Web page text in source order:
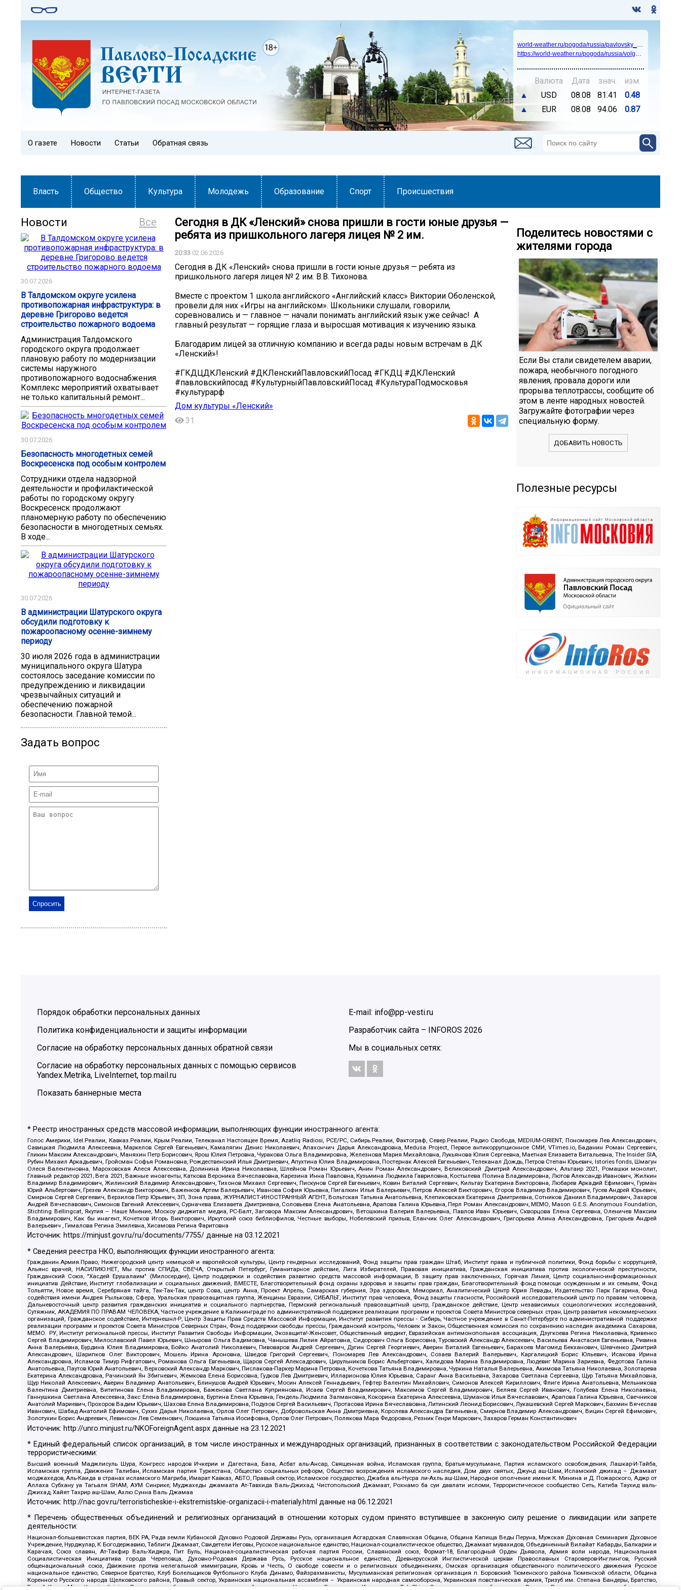
world-weather.ru/pogoda/russia/pavlovsky_posad/14days/
https://world-weather.ru/pogoda/russia/volgograd/
Валюта Дата знач.
изм.
▲
USD 08.08 81.41
0.48
▲
EUR 08.08 94.06 0.87
О газете Новости Статьи Обратная связь
Власть Общество Культура Молодежь Образование Спорт Происшествия
Все
Новости
30.07.2026
В Талдомском округе усилена
противопожарная инфраструктура: в
деревне Григорово ведется
строительство пожарного водоема
Администрация Талдомского
городского округа продолжает
плановую работу по модернизации
системы наружного
противопожарного водоснабжения.
Комплекс мероприятий охватывает
не только капитальный ремонт...
30.07.2026
Безопасность многодетных семей
Воскресенска под особым контролем
Сотрудники отдела надзорной
деятельности и профилактической
работы по городскому округу
Воскресенск продолжают
планомерную работу по обеспечению
безопасности в многодетных семьях.
В ходе...
30.07.2026
В администрации Шатурского округа
обсудили подготовку к
пожароопасному осенне-зимнему
периоду
30 июля 2026 года в администрации
муниципального округа Шатура
состоялось заседание комиссии по
предупреждению и ликвидации
чрезвычайных ситуаций и
обеспечению пожарной
безопасности. Главной темой...
Задать вопрос
Сегодня в ДК «Ленский» снова пришли в гости юные друзья —
ребята из пришкольного лагеря лицея № 2 им.
20:33 02.06.2026
Сегодня в ДК «Ленский» снова пришли в гости юные друзья — ребята из
пришкольного лагеря лицея № 2 им. В.В. Тихонова.
Вместе с проектом 1 школа английского «Английский класс» Виктории Оболенской,
провели для них «Игры на английском». Школьники слушали, говорили,
соревновались и — главное — начали понимать английский язык уже сейчас! ️ А
главный результат — горящие глаза и выросшая мотивация к изучению языка.
Благодарим лицей за отличную компанию и всегда рады новым встречам в ДК
«Ленский»! ️️
#ГКДЦДКЛенский #ДКЛенскийПавловскийПосад #ГКДЦ #ДКЛенский
#павловскийпосад #КультурныйПавловскийПосад #КультураПодмосковья
#культурарф
Дом культуры «Ленский»
31
Поделитесь новостями с
жителями города
Если Вы стали свидетелем аварии,
пожара, необычного погодного
явления, провала дороги или
прорыва теплотрассы, сообщите об
этом в ленте народных новостей.
Загружайте фотографии через
специальную форму.
ДОБАВИТЬ НОВОСТЬ
Полезные ресурсы
Порядок обработки персональных данных
Политика конфиденциальности и защиты информации
Согласие на обработку персональных данных обратной связи
Согласие на обработку персональных данных с помощью сервисов
Yandex.Metrika, LiveInternet, top.mail.ru
Показать баннерные места
E-mail: info@pp-vesti.ru
Разработчик сайта –
INFOROS 2026
Мы в социальных сетях:
* Реестр иностранных средств массовой информации, выполняющих функции иностранного агента:
Голос Америки, Idel.Реалии, Кавказ.Реалии, Крым.Реалии, Телеканал Настоящее Время, Azatliq Radiosi, PCE/PC, Сибирь.Реалии, Фактограф, Север.Реалии, Радио Свобода, MEDIUM-ORIENT, Пономарев Лев Александрович,
Савицкая Людмила Алексеевна, Маркелов Сергей Евгеньевич, Камалягин Денис Николаевич, Апахончич Дарья Александровна, Medusa Project, Первое антикоррупционное СМИ, VTimes.io, Баданин Роман Сергеевич,
Гликин Максим Александрович, Маняхин Петр Борисович, Ярош Юлия Петровна, Чуракова Ольга Владимировна, Железнова Мария Михайловна, Лукьянова Юлия Сергеевна, Маетная Елизавета Витальевна, The Insider SIA,
Рубин Михаил Аркадьевич, Гройсман Софья Романовна, Рождественский Илья Дмитриевич, Апухтина Юлия Владимировна, Постернак Алексей Евгеньевич, Телеканал Дождь, Петров Степан Юрьевич, Istories fonds, Шмагун
Олеся Валентиновна, Мароховская Алеся Алексеевна, Долинина Ирина Николаевна, Шлейнов Роман Юрьевич, Анин Роман Александрович, Великовский Дмитрий Александрович, Альтаир 2021, Ромашки монолит,
Главный редактор 2021, Вега 2021, Важные иноагенты, Каткова Вероника Вячеславовна, Карезина Инна Павловна, Кузьмина Людмила Гавриловна, Костылева Полина Владимировна, Лютов Александр Иванович, Жилкин
Владимир Владимирович, Жилинский Владимир Александрович, Тихонов Михаил Сергеевич, Пискунов Сергей Евгеньевич, Ковин Виталий Сергеевич, Кильтау Екатерина Викторовна, Любарев Аркадий Ефимович, Гурман
Юрий Альбертович, Грезев Александр Викторович, Важенков Артем Валерьевич, Иванова София Юрьевна, Пигалкин Илья Валерьевич, Петров Алексей Викторович, Егоров Владимир Владимирович, Гусев Андрей Юрьевич,
Смирнов Сергей Сергеевич, Верзилов Петр Юрьевич, ЗП, Зона права, ЖУРНАЛИСТ-ИНОСТРАННЫЙ АГЕНТ, Вольтская Татьяна Анатольевна, Клепиковская Екатерина Дмитриевна, Сотников Даниил Владимирович, Захаров
Андрей Вячеславович, Симонов Евгений Алексеевич, Сурначева Елизавета Дмитриевна, Соловьева Елена Анатольевна, Арапова Галина Юрьевна, Перл Роман Александрович, МЕМО, Mason G.E.S. Anonymous Foundation,
Stichting Bellingcat, Якутия – Наше Мнение, Москоу диджитал медиа, РС-Балт, Заговора Максим Александрович, Ветошкина Валерия Валерьевна, Павлов Иван Юрьевич, Скворцова Елена Сергеевна, Оленичев Максим
Владимирович, Как бы инагент, Кочетков Игорь Викторович, Иркутский союз библиофилов, Честные выборы, Нобелевский призыв, Еланчик Олег Александрович, Григорьева Алина Александровна, Григорьев Андрей
Валерьевич , Гималова Регина Эмилевна, Хисамова Регина Фаритовна
Источник: https://minjust.gov.ru/ru/documents/7755/ данные на03.12.2021
* Сведения реестра НКО, выполняющих функции иностранного агента:
Гражданин.Армия.Право, Нижегородский центр немецкой и европейской культуры, Центр гендерных исследований, Фонд защиты прав граждан Штаб, Институт права и публичной политики, Фонд борьбы с коррупцией,
Альянс врачей, НАСИЛИЮ.НЕТ, Мы против СПИДа, СВЕЧА, Открытый Петербург, Гуманитарное действие, Лига Избирателей, Правовая инициатива, Гражданская инициатива против экологической преступности,
Гражданский Союз, "Хасдей Ерушалаим" (Милосердие), Центр поддержки и содействия развитию средств массовой информации, В защиту прав заключенных, Горячая Линия, Центр социально-информационных
инициатив Действие, Институт глобализации и социальных движений, ВМЕСТЕ, Благотворительный фонд охраны здоровья и защиты прав граждан, Благотворительный фонд помощи осужденным и их семьям, Фонд
Тольятти, Новое время, Серебряная тайга, Так-Так-Так, центр Сова, центр Анна, Проект Апрель, Самарская губерния, Эра здоровья, Мемориал, Аналитический Центр Юрия Левады, Издательство Парк Гагарина, Фонд
содействия имени Андрея Рылькова, Сфера, Уральская правозащитная группа, Женщины Евразии, СИБАЛЬТ, Институт прав человека, Фонд защиты гласности, Российский исследовательский центр по правам человека,
Дальневосточный центр развития гражданских инициатив и социального партнерства, Пермский региональный правозащитный центр, Гражданское действие, Центр независимых социологических исследований,
Сутяжник, АКАДЕМИЯ ПО ПРАВАМ ЧЕЛОВЕКА, Частное учреждение в Калининграде по административной поддержке реализации программ и проектов Совета Министров северных стран, Центр развития некоммерческих
организаций, Гражданское содействие, Интернешнл-Р, Центр Защиты Прав Средств Массовой Информации, Институт развития прессы - Сибирь, Частное учреждение в Санкт-Петербурге по административной поддержке
реализации программ и проектов Совета Министров Северных Стран, Фонд поддержки свободы прессы, Гражданский контроль, Человек и Закон, Общественная комиссия по сохранению наследия академика Сахарова,
МЕМО. РУ, Институт региональной прессы, Институт Развития Свободы Информации, Экозащита!-Женсовет, Общественный вердикт, Евразийская антимонопольная ассоциация, Дзугкоева Регина Николаевна, Кривенко
Сергей Владимирович, Милославский Павел Юрьевич, Шнырова Ольга Вадимовна, Чанышева Лилия Айратовна, Сидорович Ольга Борисовна, Туровский Александр Алексеевич, Васильева Анастасия Евгеньевна, Ривина
Анна Валерьевна, Бурдина Юлия Владимировна, Бойко Анатолий Николаевич, Пивоваров Андрей Сергеевич, Дугин Сергей Георгиевич, Аверин Виталий Евгеньевич, Барахоев Магомед Бекханович, Шевченко Дмитрий
Александрович, Шарипков Олег Викторович, Мошель Ирина Ароновна, Шведов Григорий Сергеевич, Пономарев Лев Александрович, Созаев Валерий Валерьевич, Каргалицкий Борис Юльевич, Исакова Ирина
Александровна, Исламов Тимур Рифгатович, Романова Ольга Евгеньевна, Щаров Сергей Алексадрович, Цирульников Борис Альбертович, Халидова Марина Владимировна, Людевиг Марина Зариевна, Федотова Галина
Анатольевна, Паутов Юрий Анатольевич, Верховский Александр Маркович, Пислакова-Паркер Марина Петровна, Кочеткова Татьяна Владимировна, Чуркина Наталья Валерьевна, Акимова Татьяна Николаевна, Золотарева
Екатерина Александровна, Рачинский Ян Збигневич, Жемкова Елена Борисовна, Гудков Лев Дмитриевич, Илларионова Юлия Юрьевна, Саранг Анна Васильевна, Захарова Светлана Сергеевна, Щур Татьяна Михайловна,
Щур Николай Алексеевич, Аверин Владимир Анатольевич, Блинушов Андрей Юрьевич, Мосин Алексей Геннадьевич, Гефтер Валентин Михайлович, Симонов Алексей Кириллович, Флиге Ирина Анатольевна, Мельникова
Валентина Дмитриевна, Вититинова Елена Владимировна, Баженова Светлана Куприяновна, Исаев Сергей Владимирович, Максимов Сергей Владимирович, Беляев Сергей Иванович, Голубева Елена Николаевна,
Ганнушкина Светлана Алексеевна, Закс Елена Владимировна, Буртина Елена Юрьевна, Гендель Людмила Залмановна, Кокорина Екатерина Алексеевна, Шуманов Илья Вячеславович, Арапова Галина Юрьевна, Свечников
Анатолий Мариевич, Прохоров Вадим Юрьевич, Шахова Елена Владимировна, Подузов Сергей Васильевич, Протасова Ирина Вячеславовна, Литинский Леонид Борисович, Лукашевский Сергей Маркович, Бахмин Вячеслав
Иванович, Шабад Анатолий Ефимович, Сухих Дарья Николаевна, Орлов Олег Петрович, Добровольская Анна Дмитриевна, Королева Александра Евгеньевна, Смирнов Владимир Александрович, Вицин Сергей Ефимович,
Золотухин Борис Андреевич, Левинсон Лев Семенович, Локшина Татьяна Иосифовна, Орлов Олег Петрович, Полякова Мара Федоровна, Резник Генри Маркович, Захаров Герман Константинович
Источник: http://unro.minjust.ru/NKOForeignAgent.aspx данные на23.12.2021
* Единый федеральный список организаций, в том числе иностранных и международных организаций, признанных в соответствии с законодательством Российской Федерации
террористическими:
Высший военный Маджлисуль Шура, Конгресс народов Ичкерии и Дагестана, База, Асбат аль-Ансар, Священная война, Исламская группа, Братья-мусульмане, Партия исламского освобождения, Лашкар-И-Тайба,
Исламская группа, Движение Талибан, Исламская партия Туркестана, Общество социальных реформ, Общество возрождения исламского наследия, Дом двух святых, Джунд аш-Шам, Исламский джихад – Джамаат
моджахедов, Аль-Каида в странах исламского Магриба, Имарат Кавказ, АБТО, Правый сектор, Исламское государство, Джабха аль-Нусра ли-Ахль аш-Шам, Народное ополчение имени К. Минина и Д. Пожарского, Аджр от
Аллаха Субхану уа Тагьаля SHAM, АУМ Синрике, Муджахеды джамаата Ат-Тавхида Валь-Джихад, Чистопольский Джамаат, Рохнамо ба суи давлати исломи, Террористическое сообщество Сеть, Катиба Таухид валь-
Джихад, Хайят Тахрир аш-Шам, Ахлю Сунна Валь Джамаа
Источник: http://nac.gov.ru/terroristicheskie-i-ekstremistskie-organizacii-i-materialy.html данные на06.12.2021
* Перечень общественных объединений и религиозных организаций в отношении которых судом принято вступившее в законную силу решение о ликвидации или запрете
деятельности:
Национал-большевистская партия, ВЕК РА, Рада земли Кубанской Духовно Родовой Державы Русь, организация Асгардская Славянская Община, Община Капища Веды Перуна, Мужская Духовная Семинария Духовное
Учреждение, Нурджулар, К Богодержавию, Таблиги Джамаат, Свидетели Иеговы, Русское национальное единство, Национал-социалистическое общество, Джамаат мувахидов, Объединенный Вилайат Кабарды, Балкарии и
Карачая, Союз славян, Ат-Такфир Валь-Хиджра, Пит Буль, Национал-социалистическая рабочая партия России, Славянский союз, Формат-18, Благородный Орден Дьявола, Армия воли народа, Национальная
Социалистическая Инициатива города Череповца, Духовно-Родовая Держава Русь, Русское национальное единство, Древнерусской Инглистической церкви Православных Староверов-Инглингов, Русский
общенациональный союз, Движение против нелегальной иммиграции, Кровь и Честь, О свободе совести и о религиозных объединениях, Омская организация общественного политического движения Русское
национальное единство, Северное Братство, Клуб Болельщиков Футбольного Клуба Динамо, Файзрахманисты, Мусульманская религиозная организация п. Боровский Тюменского района Тюменской области, Община
Коренного Русского народа Щелковского района, Правый сектор, Украинская национальная ассамблея – Украинская народная самооборона, Украинская повстанческая армия, Тризуб им. Степана Бандеры, Братство,
Белый Крест, Misanthropic division, Религиозное объединение последователей инглиизма, Народная Социальная Инициатива, TulaSkins, Этнополитическое объединение Русские, Русское национальное объединение